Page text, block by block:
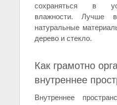
сохраняться в
влажности. Лучше
натуральные
дерево и стекло.
Как грамотно
внутреннее
Внутреннее